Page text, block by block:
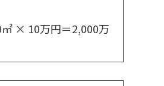
× 10万円＝2,000万